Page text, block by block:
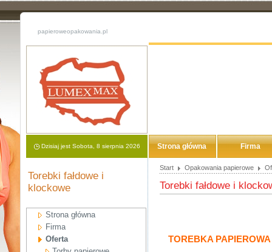
papieroweopakowania.pl
Dzisiaj jest Sobota, 8 sierpnia 2026 Strona główna Firma
Torebki fałdowe i
klockowe
Strona główna
Firma
Oferta
Start Opakowania papierowe
Torebki fałdowe i
TOREBKA